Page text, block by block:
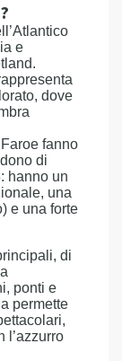
e
dove
fanno
di
hanno un
una
e una forte
di
ponti e
permette
l’azzurro